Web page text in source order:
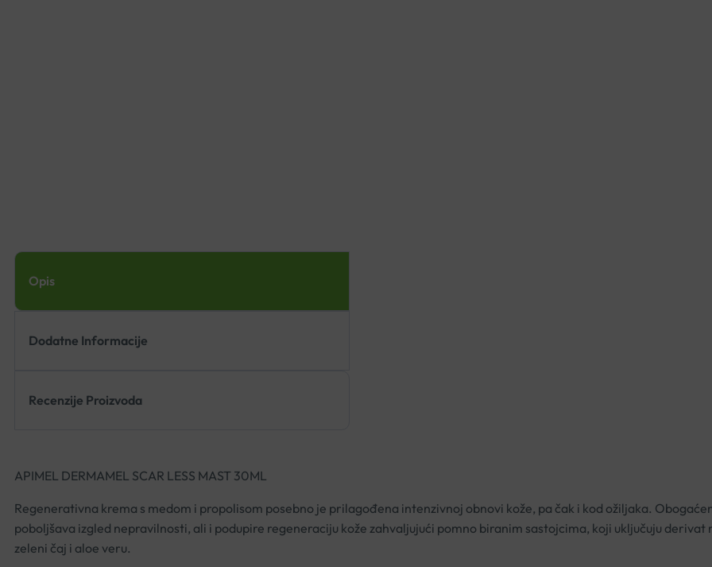
Opis
Dodatne Informacije
Recenzije Proizvoda
APIMEL DERMAMEL SCAR LESS MAST 30ML
Regenerativna krema s medom i propolisom posebno je prilagođena intenzivnoj obnovi kože, pa čak i kod ožiljaka.
poboljšava izgled nepravilnosti, ali i podupire regeneraciju kože zahvaljujući pomno biranim sastojcima, koji uključuju
zeleni čaj i aloe veru.